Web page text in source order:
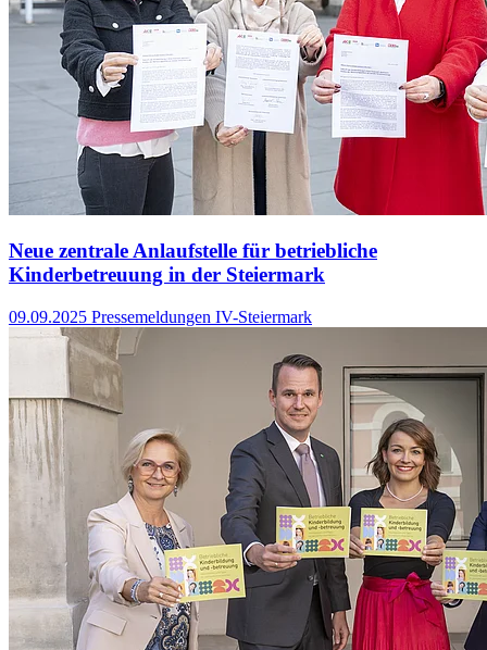
Neue zentrale Anlaufstelle für betriebliche
Kinderbetreuung in der Steiermark
09.09.2025 Pressemeldungen IV-Steiermark